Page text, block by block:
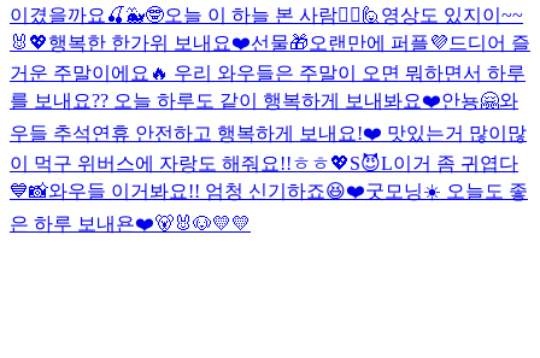
이겼을까요🍒🐳🤓오늘 이 하늘 본 사람🙋‍♀️🙋 영상도 있지이~~
🐰💖행복한 한가위 보내요❤️선물🎁오랜만에 퍼플💜드디어 즐
거운 주말이에요🔥 우리 와우들은 주말이 오면 뭐하면서 하루
를 보내요?? 오늘 하루도 같이 행복하게 보내봐요❤️안뇽🤗와
우들 추석연휴 안전하고 행복하게 보내요!❤️ 맛있는거 많이많
이 먹구 위버스에 자랑도 해줘요!!ㅎㅎ💖S😈L이거 좀 귀엽다
💙📸와우들 이거봐요!! 엄청 신기하죠😆❤️굿모닝☀️ 오늘도 좋
은 하루 보내욘❤️🐻🐰🐶💛💛